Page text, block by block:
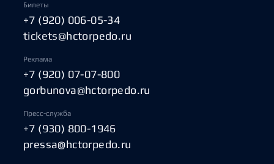
Билеты
+7 (920) 006-05-34
tickets@hctorpedo.ru
Реклама
+7 (920) 07-07-800
gorbunova@hctorpedo.ru
Пресс-служба
+7 (930) 800-1946
pressa@hctorpedo.ru